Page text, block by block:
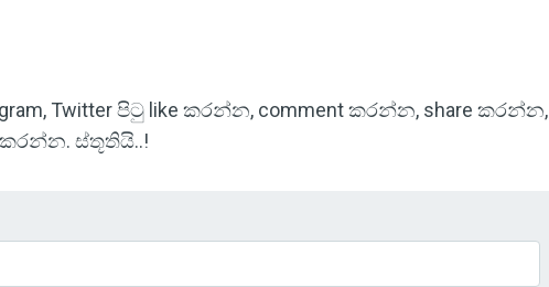
Twitter පිටු like කරන්න, comment කරන්න, share කරන්න,
කරන්න. ස්තූතියි..!